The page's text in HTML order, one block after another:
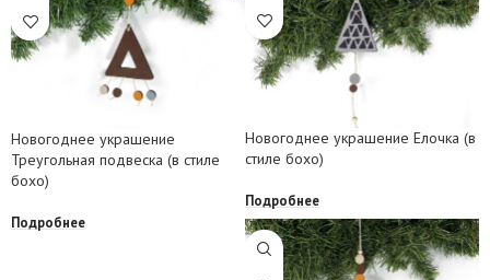
Новогоднее украшение Елочка (в
стиле бохо)
Подробнее
Новогоднее украшение
Треугольная подвеска (в стиле
бохо)
Подробнее